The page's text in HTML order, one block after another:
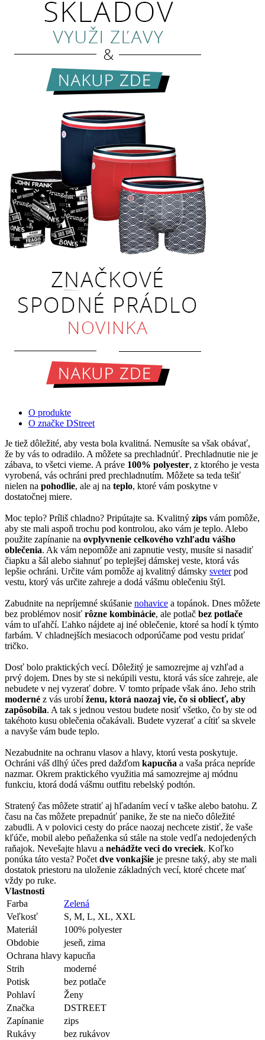
O produkte
O značke DStreet
Je tiež dôležité, aby vesta bola kvalitná. Nemusíte sa však obávať,
že by vás to odradilo. A môžete sa prechladnúť. Prechladnutie nie je
zábava, to všetci vieme. A práve 100% polyester, z ktorého je vesta
vyrobená, vás ochráni pred prechladnutím. Môžete sa teda tešiť
nielen na pohodlie, ale aj na teplo, ktoré vám poskytne v
dostatočnej miere.
Moc teplo? Príliš chladno? Pripútajte sa. Kvalitný zips vám pomôže,
aby ste mali aspoň trochu pod kontrolou, ako vám je teplo. Alebo
použite zapínanie na ovplyvnenie celkového vzhľadu vášho
oblečenia. Ak vám nepomôže ani zapnutie vesty, musíte si nasadiť
čiapku a šál alebo siahnuť po teplejšej dámskej veste, ktorá vás
lepšie ochráni. Určite vám pomôže aj kvalitný dámsky sveterpod
vestu, ktorý vás určite zahreje a dodá vášmu oblečeniu štýl.
Zabudnite na nepríjemné skúšanie nohavice a topánok. Dnes môžete
bez problémov nosiť rôzne kombinácie, ale potlač bez potlače
vám to uľahčí. Ľahko nájdete aj iné oblečenie, ktoré sa hodí k týmto
farbám. V chladnejších mesiacoch odporúčame pod vestu pridať
tričko.
Dosť bolo praktických vecí. Dôležitý je samozrejme aj vzhľad a
prvý dojem. Dnes by ste si nekúpili vestu, ktorá vás síce zahreje, ale
nebudete v nej vyzerať dobre. V tomto prípade však áno. Jeho strih
moderné z vás urobíženu, ktorá naozaj vie, čo si obliecť, aby
zapôsobila. A tak s jednou vestou budete nosiť všetko, čo by ste od
takéhoto kusu oblečenia očakávali. Budete vyzerať a cítiť sa skvele
a navyše vám bude teplo.
Nezabudnite na ochranu vlasov a hlavy, ktorú vesta poskytuje.
Ochráni váš dlhý účes pred dažďom kapucňa a vaša práca nepríde
nazmar. Okrem praktického využitia má samozrejme aj módnu
funkciu, ktorá dodá vášmu outfitu rebelský podtón.
Stratený čas môžete stratiť aj hľadaním vecí v taške alebo batohu. Z
času na čas môžete prepadnúť panike, že ste na niečo dôležité
zabudli. A v polovici cesty do práce naozaj nechcete zistiť, že vaše
kľúče, mobil alebo peňaženka sú stále na stole vedľa nedojedených
raňajok. Nevešajte hlavu a nehádžte veci do vreciek. Koľko
ponúka táto vesta? Počet dve vonkajšie je presne taký, aby ste mali
dostatok priestoru na uloženie základných vecí, ktoré chcete mať
vždy po ruke.
Vlastnosti
Farba
Zelená
Veľkosť
S, M, L, XL, XXL
Materiál
100% polyester
Obdobie
jeseň, zima
Ochrana hlavy kapucňa
Strih
moderné
Potisk
bez potlače
Pohlaví
Ženy
Značka
DSTREET
Zapínanie
zips
Rukávy
bez rukávov